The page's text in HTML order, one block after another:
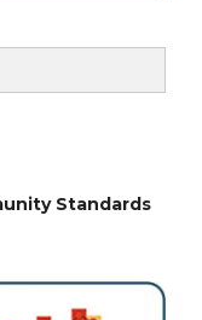
Standards